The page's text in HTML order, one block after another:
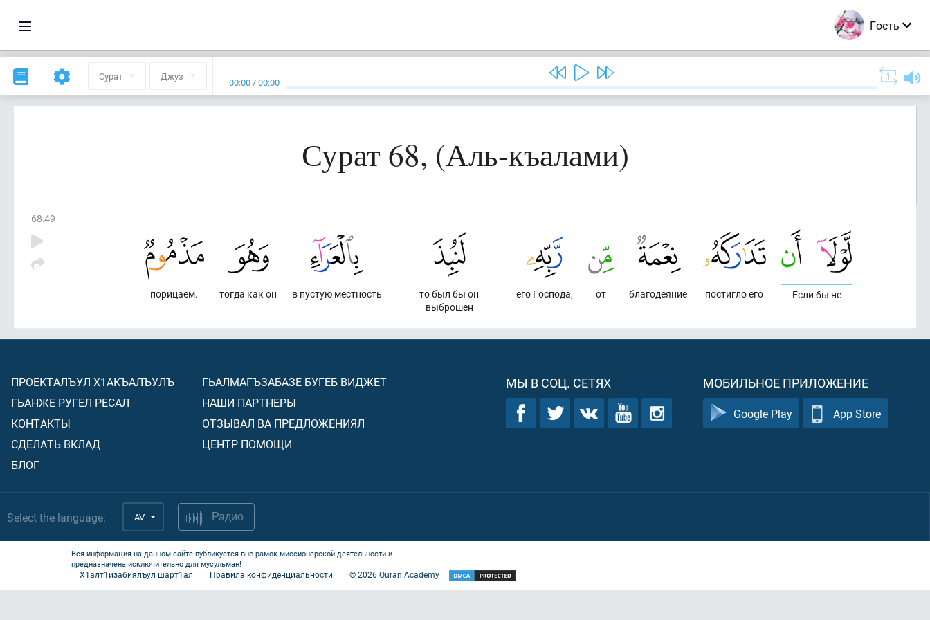
Гость
Сурат Джуз 00:00 /00:00
Сурат 68, (Аль-къалами)
68:49
Если бы не
постигло его
благодеяние
от
его Господа,
то был бы он
выброшен
в пустую местность
тогда как он
порицаем.
ПРОЕКТАЛЪУЛ Х1АКЪАЛЪУЛЪ
ГЬАНЖЕ РУГЕЛ РЕСАЛ
КОНТАКТЫ
СДЕЛАТЬ ВКЛАД
БЛОГ
ГЬАЛМАГЪЗАБАЗЕ БУГЕБ ВИДЖЕТ
НАШИ ПАРТНЕРЫ
ОТЗЫВАЛ ВА ПРЕДЛОЖЕНИЯЛ
ЦЕНТР ПОМОЩИ
МЫ В СОЦ. СЕТЯХ МОБИЛЬНОЕ ПРИЛОЖЕНИЕ
Google Play App Store
Select the language: AV Радио
Вся информация на данном сайте публикуется вне рамок миссионерской деятельности и
предназначена исключительно для мусульман!
Х1алт1изабиялъул шарт1ал Правила конфиденциальности ©2026Quran Academy